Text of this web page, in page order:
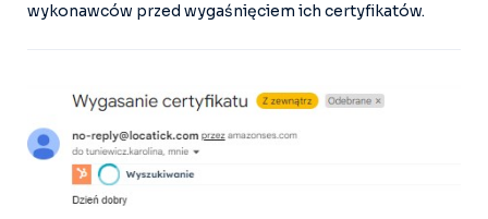
wykonawców przed wygaśnięciem ich certyfikatów.